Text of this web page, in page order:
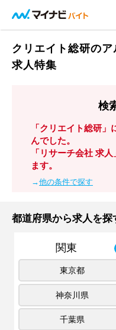
クリエイト総研の
求人特集
検
「クリエイト総研
んでした。
「リサーチ会社 求
ます。
→他の条件で探す
都道府県から求人を探
関東
東京都
神奈川県
千葉県